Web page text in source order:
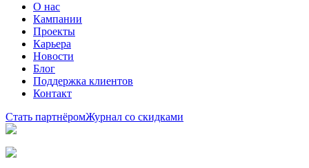
О нас
Кампании
Проекты
Карьера
Новости
Блог
Поддержка клиентов
Контакт
Стать партнёромЖурнал со скидками